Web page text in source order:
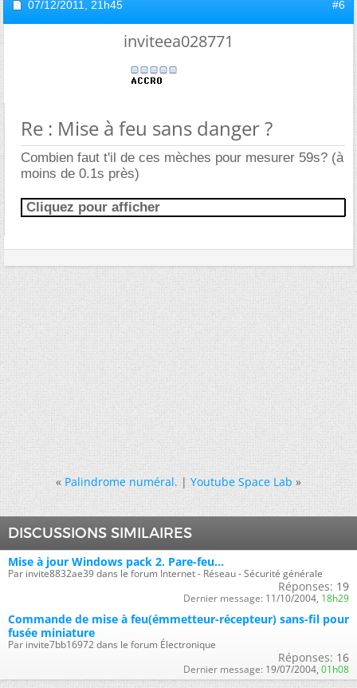
07/12/2011, 21h45 #6
inviteea028771
Re : Mise à feu sans danger ?
Combien faut t'il de ces mèches pour mesurer 59s? (à
moins de 0.1s près)
Cliquez pour afficher
« Palindrome numéral.|Youtube Space Lab »
DISCUSSIONS SIMILAIRES
Mise à jour Windows pack 2. Pare-feu...
Par invite8832ae39 dans le forum Internet - Réseau - Sécurité générale
Réponses: 19
Dernier message: 11/10/2004, 18h29
Commande de mise à feu(émmetteur-récepteur) sans-fil pour
fusée miniature
Par invite7bb16972 dans le forum Électronique
Réponses: 16
Dernier message: 19/07/2004, 01h08